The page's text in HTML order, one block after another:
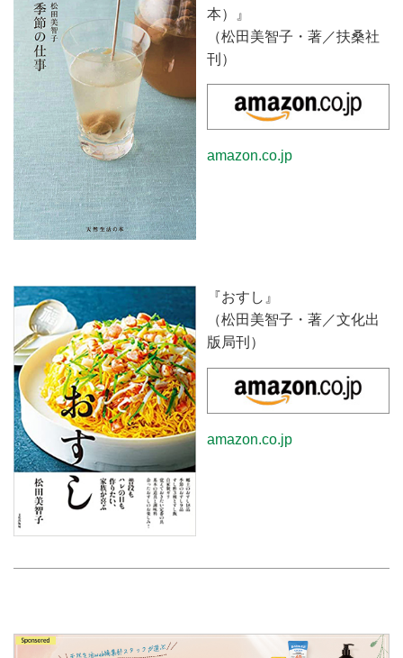
本）』
（松田美智子・著／扶桑社
刊）
amazon.co.jp
『おすし』
（松田美智子・著／文化出
版局刊）
amazon.co.jp